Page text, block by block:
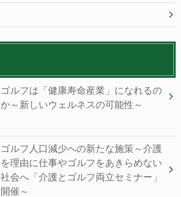
ゴルフは「健康寿命産業」になれるの
か～新しいウェルネスの可能性～
ゴルフ人口減少への新たな施策～介護
を理由に仕事やゴルフをあきらめない
社会へ「介護とゴルフ両立セミナー」
開催～